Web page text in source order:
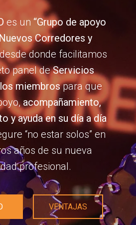
es un “Grupo de apoyo
Corredores y
donde facilitamos
panel deServicios
miembrospara que
acompañamiento,
y ayuda en su día a día
“no estar solos” en
años de su nueva
profesional.
VENTAJAS